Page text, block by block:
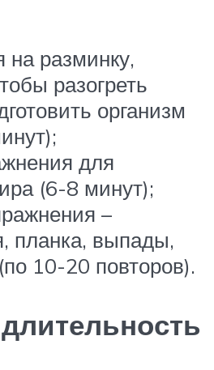
на разминку,
разогреть
организм
для
(6-8 минут);
–
планка, выпады,
10-20 повторов).